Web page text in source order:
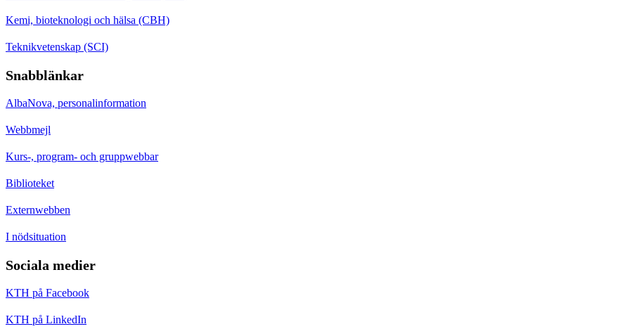
Kemi, bioteknologi och hälsa (CBH)
Teknikvetenskap (SCI)
Snabblänkar
AlbaNova, personalinformation
Webbmejl
Kurs-, program- och gruppwebbar
Biblioteket
Externwebben
I nödsituation
Sociala medier
KTH på Facebook
KTH på LinkedIn